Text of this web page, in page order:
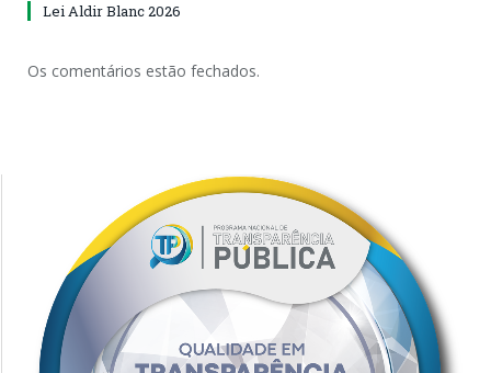
Lei Aldir Blanc 2026
Os comentários estão fechados.